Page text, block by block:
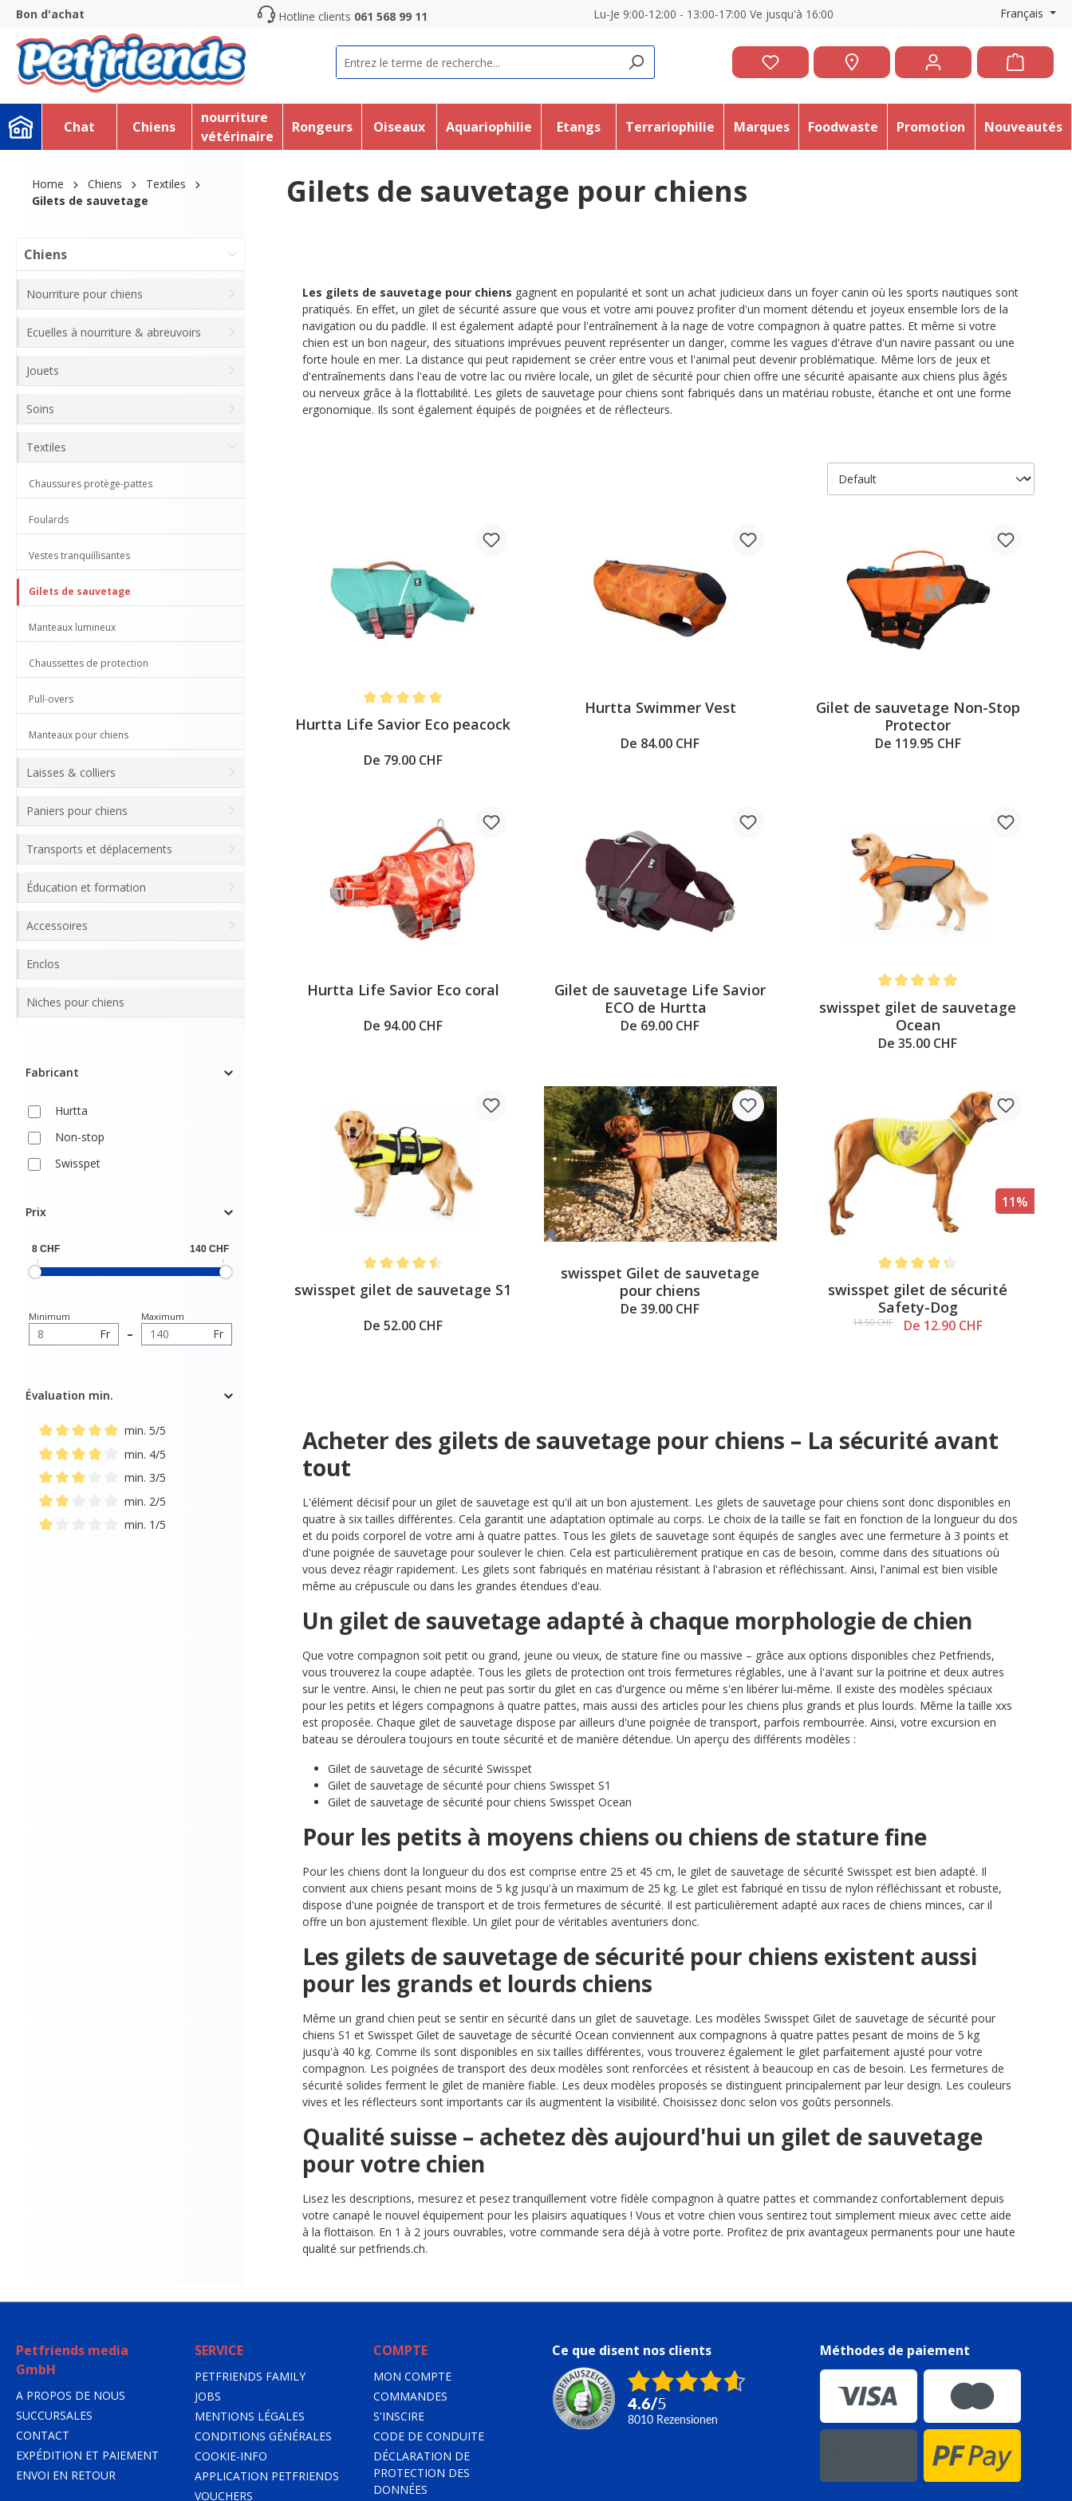
Passer à la navigation principale
Bon d'achat Hotline clients 061 568 99 11 Lu-Je 9:00-12:00 - 13:00-17:00 Ve jusqu'à 16:00 Français
Chat Chiens
nourriture
vétérinaire
Rongeurs Oiseaux Aquariophilie Etangs Terrariophilie Marques Foodwaste Promotion Nouveautés
Home Chiens
Textiles
Gilets de sauvetage
Chiens
Nourriture pour chiens
Ecuelles à nourriture & abreuvoirs
Jouets
Soins
Textiles
Chaussures protège-pattes
Foulards
Vestes tranquillisantes
Gilets de sauvetage
Manteaux lumineux
Chaussettes de protection
Pull-overs
Manteaux pour chiens
Laisses & colliers
Paniers pour chiens
Transports et déplacements
Éducation et formation
Accessoires
Enclos
Niches pour chiens
Fabricant
Hurtta
Non-stop
Swisspet
Prix
Minimum
Fr –
Maximum
Fr
Évaluation min.
Ajouter un filtre : Note minimale de 5 sur 5 étoiles
min. 5/5
Ajouter un filtre : Note minimale de 4 sur 5 étoiles
min. 4/5
Ajouter un filtre : Note minimale de 3 sur 5 étoiles
min. 3/5
Ajouter un filtre : Note minimale de 2 sur 5 étoiles
min. 2/5
min. 1/5
Gilets de sauvetage pour chiens
Les gilets de sauvetage pour chiens gagnent en popularité et sont un achat judicieux dans un foyer canin où les sports nautiques sont
pratiqués. En effet, un gilet de sécurité assure que vous et votre ami pouvez profiter d'un moment détendu et joyeux ensemble lors de la
navigation ou du paddle. Il est également adapté pour l'entraînement à la nage de votre compagnon à quatre pattes. Et même si votre
chien est un bon nageur, des situations imprévues peuvent représenter un danger, comme les vagues d'étrave d'un navire passant ou une
forte houle en mer. La distance qui peut rapidement se créer entre vous et l'animal peut devenir problématique. Même lors de jeux et
d'entraînements dans l'eau de votre lac ou rivière locale, un gilet de sécurité pour chien offre une sécurité apaisante aux chiens plus âgés
ou nerveux grâce à la flottabilité. Les gilets de sauvetage pour chiens sont fabriqués dans un matériau robuste, étanche et ont une forme
ergonomique. Ils sont également équipés de poignées et de réflecteurs.
Note moyenne de 5 sur 5 étoiles
Hurtta Life Savior Eco peacock
De 79.00 CHF
Hurtta Swimmer Vest
De 84.00 CHF
Gilet de sauvetage Non-Stop
Protector
De 119.95 CHF
Hurtta Life Savior Eco coral
De 94.00 CHF
Gilet de sauvetage Life Savior
ECO de Hurtta
De 69.00 CHF
swisspet gilet de sauvetage
Ocean
De 35.00 CHF
Note moyenne de 4.6 sur 5 étoiles
swisspet gilet de sauvetage S1
De 52.00 CHF
swisspet Gilet de sauvetage
pour chiens
De 39.00 CHF
11%
Note moyenne de 4.3 sur 5 étoiles
swisspet gilet de sécurité
Safety-Dog
14.50 CHF De 12.90 CHF
Acheter des gilets de sauvetage pour chiens – La sécurité avant
tout
L'élément décisif pour un gilet de sauvetage est qu'il ait un bon ajustement. Les gilets de sauvetage pour chiens sont donc disponibles en
quatre à six tailles différentes. Cela garantit une adaptation optimale au corps. Le choix de la taille se fait en fonction de la longueur du dos
et du poids corporel de votre ami à quatre pattes. Tous les gilets de sauvetage sont équipés de sangles avec une fermeture à 3 points et
d'une poignée de sauvetage pour soulever le chien. Cela est particulièrement pratique en cas de besoin, comme dans des situations où
vous devez réagir rapidement. Les gilets sont fabriqués en matériau résistant à l'abrasion et réfléchissant. Ainsi, l'animal est bien visible
même au crépuscule ou dans les grandes étendues d'eau.
Un gilet de sauvetage adapté à chaque morphologie de chien
Que votre compagnon soit petit ou grand, jeune ou vieux, de stature fine ou massive – grâce aux options disponibles chez Petfriends,
vous trouverez la coupe adaptée. Tous les gilets de protection ont trois fermetures réglables, une à l'avant sur la poitrine et deux autres
sur le ventre. Ainsi, le chien ne peut pas sortir du gilet en cas d'urgence ou même s'en libérer lui-même. Il existe des modèles spéciaux
pour les petits et légers compagnons à quatre pattes, mais aussi des articles pour les chiens plus grands et plus lourds. Même la taille xxs
est proposée. Chaque gilet de sauvetage dispose par ailleurs d'une poignée de transport, parfois rembourrée. Ainsi, votre excursion en
bateau se déroulera toujours en toute sécurité et de manière détendue. Un aperçu des différents modèles :
Gilet de sauvetage de sécurité Swisspet
Gilet de sauvetage de sécurité pour chiens Swisspet S1
Gilet de sauvetage de sécurité pour chiens Swisspet Ocean
Pour les petits à moyens chiens ou chiens de stature fine
Pour les chiens dont la longueur du dos est comprise entre 25 et 45 cm, le gilet de sauvetage de sécurité Swisspet est bien adapté. Il
convient aux chiens pesant moins de 5 kg jusqu'à un maximum de 25 kg. Le gilet est fabriqué en tissu de nylon réfléchissant et robuste,
dispose d'une poignée de transport et de trois fermetures de sécurité. Il est particulièrement adapté aux races de chiens minces, car il
offre un bon ajustement flexible. Un gilet pour de véritables aventuriers donc.
Les gilets de sauvetage de sécurité pour chiens existent aussi
pour les grands et lourds chiens
Même un grand chien peut se sentir en sécurité dans un gilet de sauvetage. Les modèles Swisspet Gilet de sauvetage de sécurité pour
chiens S1 et Swisspet Gilet de sauvetage de sécurité Ocean conviennent aux compagnons à quatre pattes pesant de moins de 5 kg
jusqu'à 40 kg. Comme ils sont disponibles en six tailles différentes, vous trouverez également le gilet parfaitement ajusté pour votre
compagnon. Les poignées de transport des deux modèles sont renforcées et résistent à beaucoup en cas de besoin. Les fermetures de
sécurité solides ferment le gilet de manière fiable. Les deux modèles proposés se distinguent principalement par leur design. Les couleurs
vives et les réflecteurs sont importants car ils augmentent la visibilité. Choisissez donc selon vos goûts personnels.
Qualité suisse – achetez dès aujourd'hui un gilet de sauvetage
pour votre chien
Lisez les descriptions, mesurez et pesez tranquillement votre fidèle compagnon à quatre pattes et commandez confortablement depuis
votre canapé le nouvel équipement pour les plaisirs aquatiques ! Vous et votre chien vous sentirez tout simplement mieux avec cette aide
à la flottaison. En 1 à 2 jours ouvrables, votre commande sera déjà à votre porte. Profitez de prix avantageux permanents pour une haute
qualité sur petfriends.ch.
Petfriends media
GmbH
A PROPOS DE NOUS
SUCCURSALES
CONTACT
EXPÉDITION ET PAIEMENT
ENVOI EN RETOUR
SERVICE
PETFRIENDS FAMILY
JOBS
MENTIONS LÉGALES
CONDITIONS GÉNÉRALES
COOKIE-INFO
APPLICATION PETFRIENDS
VOUCHERS
COMPTE
MON COMPTE
COMMANDES
S'INSCIRE
CODE DE CONDUITE
DÉCLARATION DE
PROTECTION DES
DONNÉES
Ce que disent nos clients
4.6/5
8010 Rezensionen
Méthodes de paiement